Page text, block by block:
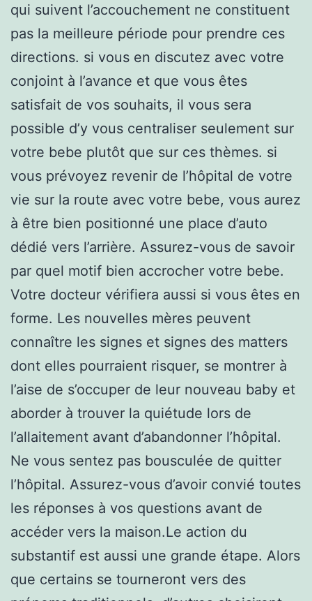
qui suivent l’accouchement ne constituent
pas la meilleure période pour prendre ces
directions. si vous en discutez avec votre
conjoint à l’avance et que vous êtes
satisfait de vos souhaits, il vous sera
possible d’y vous centraliser seulement sur
votre bebe plutôt que sur ces thèmes. si
vous prévoyez revenir de l’hôpital de votre
vie sur la route avec votre bebe, vous aurez
à être bien positionné une place d’auto
dédié vers l’arrière. Assurez-vous de savoir
par quel motif bien accrocher votre bebe.
Votre docteur vérifiera aussi si vous êtes en
forme. Les nouvelles mères peuvent
connaître les signes et signes des matters
dont elles pourraient risquer, se montrer à
l’aise de s’occuper de leur nouveau baby et
aborder à trouver la quiétude lors de
l’allaitement avant d’abandonner l’hôpital.
Ne vous sentez pas bousculée de quitter
l’hôpital. Assurez-vous d’avoir convié toutes
les réponses à vos questions avant de
accéder vers la maison.Le action du
substantif est aussi une grande étape. Alors
que certains se tourneront vers des